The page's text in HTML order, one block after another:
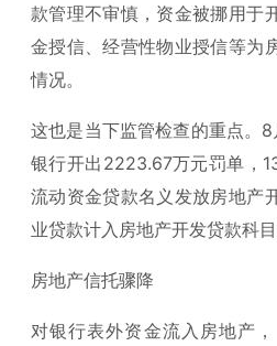
款管理不审慎，资金被挪用于
金授信、经营性物业授信等为
情况。
这也是当下监管检查的重点。
银行开出2223.67万元罚单，
流动资金贷款名义发放房地产
业贷款计入房地产开发贷款科目
房地产信托骤降
对银行表外资金流入房地产